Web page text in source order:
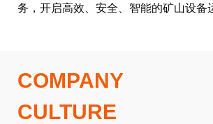
务，开启高效、安全、智能的矿山设备
COMPANY
CULTURE